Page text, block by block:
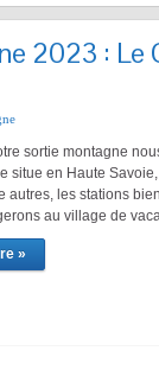
2023 : Le
sortie montagne
situe en Haute
autres, les stations
au village de
»